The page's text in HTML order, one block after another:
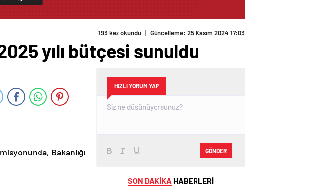
193 kez okundu | Güncelleme: 25 Kasım 2024 17:03
yılı bütçesi sunuldu
Bakanlığı
HIZLI YORUM YAP
GÖNDER
SON DAKİKA HABERLERİ